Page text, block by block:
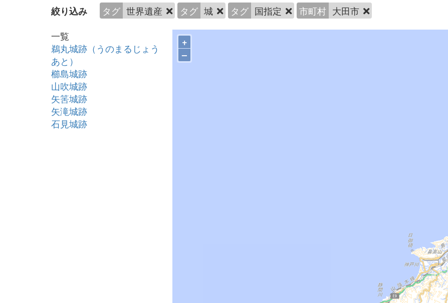
絞り込み タグ 世界遺産 タグ 城 タグ 国指定 市町村 大田市
一覧
鵜丸城跡（うのまるじょう
あと）
櫛島城跡
山吹城跡
矢筈城跡
矢滝城跡
石見城跡
+
–